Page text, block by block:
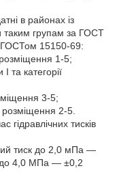
в районах із
таким групам за ГОСТ
ГОСТом 15150-69:
1-5;
та категорії
3-5;
розміщення 2-5.
гідравлічних тисків
тиск до 2,0 мПа —
до 4,0 МПа — ±0,2